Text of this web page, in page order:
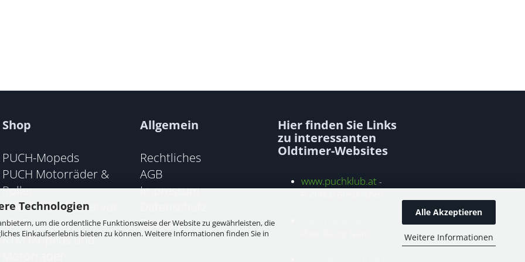
Technologien
um die ordentliche Funktionsweise der Website zu gewährleisten, die
Einkaufserlebnis bieten zu können. Weitere Informationen finden Sie in
Alle Akzeptieren
Weitere Informationen
Shop
PUCH-Mopeds
PUCH Motorräder &
Roller
PUCH Motorräder vor
1945
KTM Mopeds und
Allgemein
Rechtliches
AGB
Impressum
Sitemap
Hier finden Sie Links
zu interessanten
Oldtimer-Websites
www.puchklub.at -